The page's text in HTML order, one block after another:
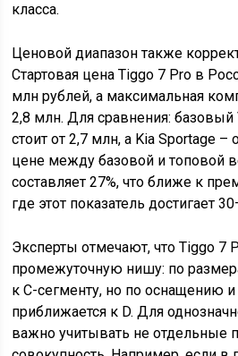
класса.
Ценовой диапазон также
Стартовая цена Tiggo 7 Pro в
млн рублей, а максимальная
2,8 млн. Для сравнения: базовый
стоит от 2,7 млн, а Kia Sportage
цене между базовой и топовой
составляет 27%, что ближе к
где этот показатель достигает
Эксперты отмечают, что Tiggo 7
промежуточную нишу: по
к C-сегменту, но по оснащению
приближается к D. Для
важно учитывать не отдельные